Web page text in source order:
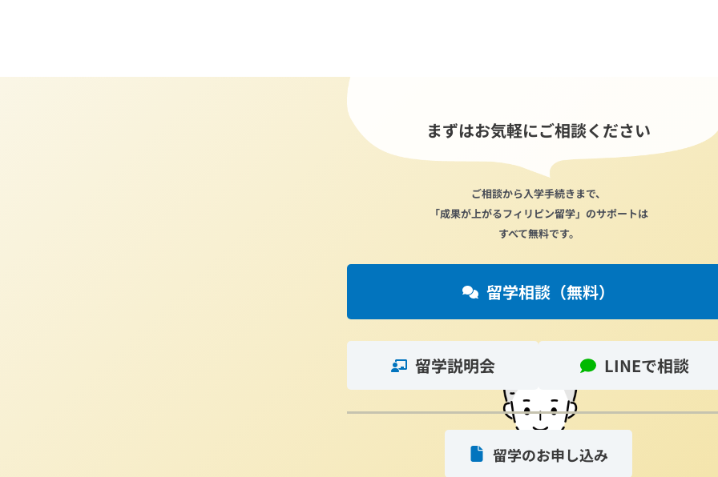
まずはお気軽にご相談ください
ご相談から入学手続きまで、
「成果が上がるフィリピン留学」のサポートは
すべて無料です。
留学相談（無料）
留学説明会 LINEで相談
留学のお申し込み